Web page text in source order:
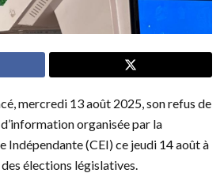
mercredi 13 août 2025, son refus de
organisée par la
Indépendante (CEI) ce jeudi 14 août à
élections législatives.